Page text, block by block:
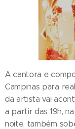
A cantora e
Campinas para
da artista vai
a partir das 19h,
noite, também